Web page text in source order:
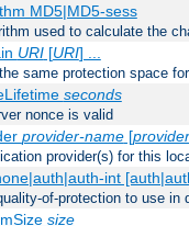
MD5|MD5-sess
used to calculate the
URI[URI] ...
same protection space
seconds
nonce is valid
provider-name[
provider(s) for this
int
of-protection to use in
size